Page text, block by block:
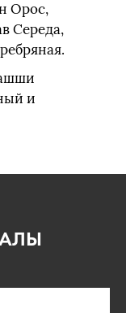
Орос,
Середа,
и